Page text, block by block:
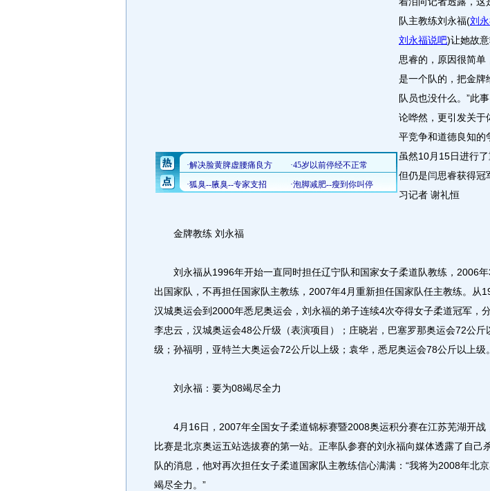
队主教练刘永福(刘
刘永福说吧)让她故
思睿的，原因很简单
是一个队的，把金牌
队员也没什么。”此
论哗然，更引发关于
平竞争和道德良知的
虽然10月15日进行了
但仍是闫思睿获得冠
习记者 谢礼恒
金牌教练 刘永福
刘永福从1996年开始一直同时担任辽宁队和国家女子柔道队教练，2006年
出国家队，不再担任国家队主教练，2007年4月重新担任国家队任主教练。从
汉城奥运会到2000年悉尼奥运会，刘永福的弟子连续4次夺得女子柔道冠军，分
李忠云，汉城奥运会48公斤级（表演项目）；庄晓岩，巴塞罗那奥运会72公斤
级；孙福明，亚特兰大奥运会72公斤以上级；袁华，悉尼奥运会78公斤以上级。
刘永福：要为08竭尽全力
4月16日，2007年全国女子柔道锦标赛暨2008奥运积分赛在江苏芜湖开战
比赛是北京奥运五站选拔赛的第一站。正率队参赛的刘永福向媒体透露了自己
队的消息，他对再次担任女子柔道国家队主教练信心满满：“我将为2008年北
竭尽全力。”